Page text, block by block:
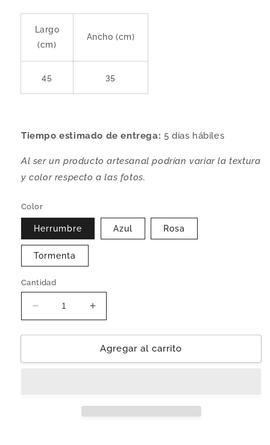
Largo
(cm)
Ancho (cm)
45 35
Tiempo estimado de entrega: 5 días hábiles
Al ser un producto artesanal podrían variar la textura
y color respecto a las fotos.
Color
Herrumbre Azul Rosa
Tormenta
Cantidad
Reducir
cantidad
para
de
Aumentar
cantidad
para
Mantel
de
Agregar al carrito